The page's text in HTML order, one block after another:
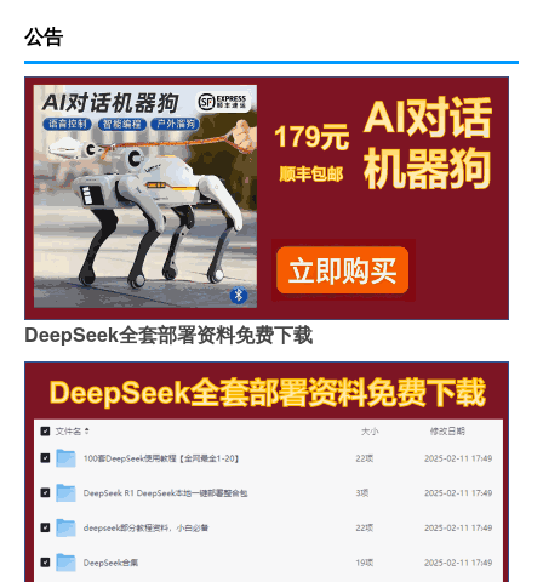
公告
DeepSeek全套部署资料免费下载